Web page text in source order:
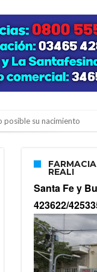
posible su nacimiento
REALI
Santa Fe y
423622/